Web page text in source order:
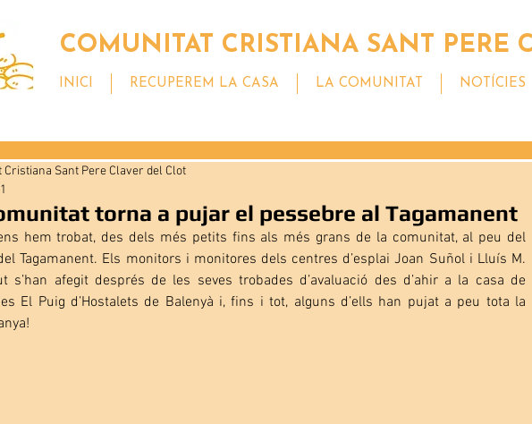
COMUNITAT CRISTIANA SANT PERE
INICI RECUPEREM LA CASA LA COMUNITAT NOTÍCIES
torna a pujar el pessebre al Tagamanent
Cristiana Sant Pere Claver del Clot
hem trobat, des dels més petits fins als més grans de la comunitat, al peu del
Tagamanent. Els monitors i monitores dels centres d’esplai Joan Suñol i Lluís M.
s’han afegit després de les seves trobades d’avaluació des d’ahir a la casa de
El Puig d’Hostalets de Balenyà i, fins i tot, alguns d’ells han pujat a peu tota la